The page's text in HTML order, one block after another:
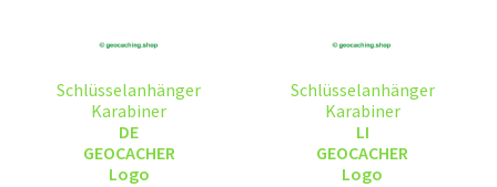
Schlüsselanhänger
Karabiner
DE
GEOCACHER
Logo
Schlüsselanhänger
Karabiner
LI
GEOCACHER
Logo